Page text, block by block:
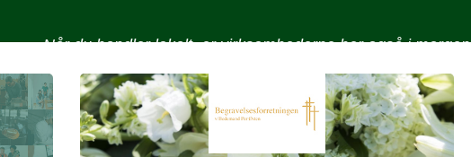
Når du handler lokalt, er virksomhederne her også i morgen